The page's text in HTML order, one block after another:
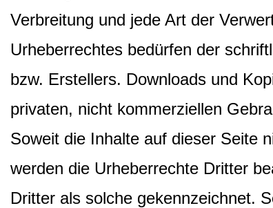
Verbreitung und jede Art der
Urheberrechtes bedürfen der
bzw. Erstellers. Downloads und
privaten, nicht kommerziellen
Soweit die Inhalte auf dieser Seite
werden die Urheberrechte Dritter
Dritter als solche gekennzeichnet.